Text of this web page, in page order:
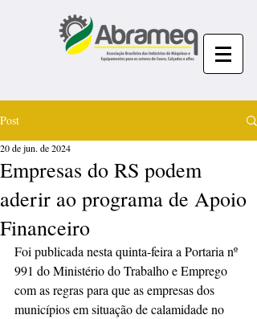
Post
Empresas do RS podem
aderir ao programa de Apoio
Financeiro
20 de jun. de 2024
Foi publicada nesta quinta-feira a Portaria nº
991 do Ministério do Trabalho e Emprego
com as regras para que as empresas dos
municípios em situação de calamidade no